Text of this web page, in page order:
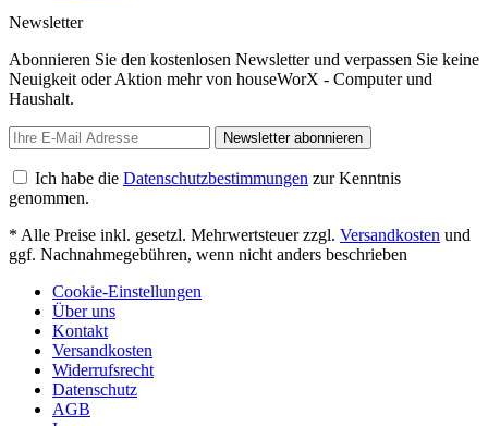
Newsletter
Abonnieren Sie den kostenlosen Newsletter und verpassen Sie keine
Neuigkeit oder Aktion mehr von houseWorX - Computer und
Haushalt.
Newsletter abonnieren
Ich habe die Datenschutzbestimmungen zur Kenntnis
genommen.
* Alle Preise inkl. gesetzl. Mehrwertsteuer zzgl. Versandkosten und
ggf. Nachnahmegebühren, wenn nicht anders beschrieben
Cookie-Einstellungen
Über uns
Kontakt
Versandkosten
Widerrufsrecht
Datenschutz
AGB